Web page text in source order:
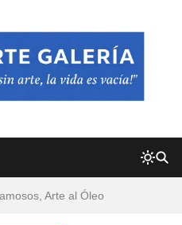
Arte al Óleo